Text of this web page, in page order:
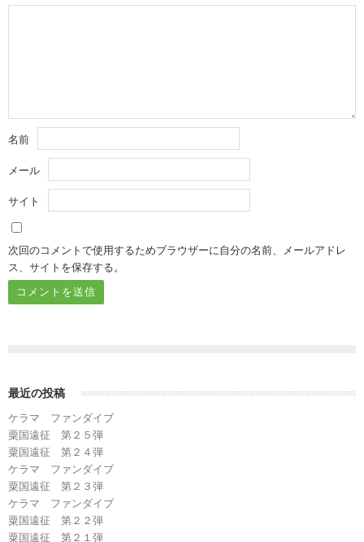
名前
メール
サイト
次回のコメントで使用するためブラウザーに自分の名前、メールアドレ
ス、サイトを保存する。
最近の投稿
ケラマ ファンダイブ
粟国遠征 第２５弾
粟国遠征 第２４弾
ケラマ ファンダイブ
粟国遠征 第２３弾
ケラマ ファンダイブ
粟国遠征 第２２弾
粟国遠征 第２１弾